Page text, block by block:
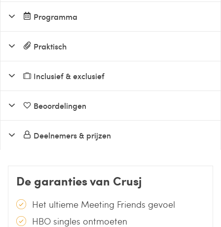
Programma
Praktisch
Inclusief & exclusief
Beoordelingen
Deelnemers & prijzen
De garanties van Crusj
Het ultieme Meeting Friends gevoel
HBO singles ontmoeten